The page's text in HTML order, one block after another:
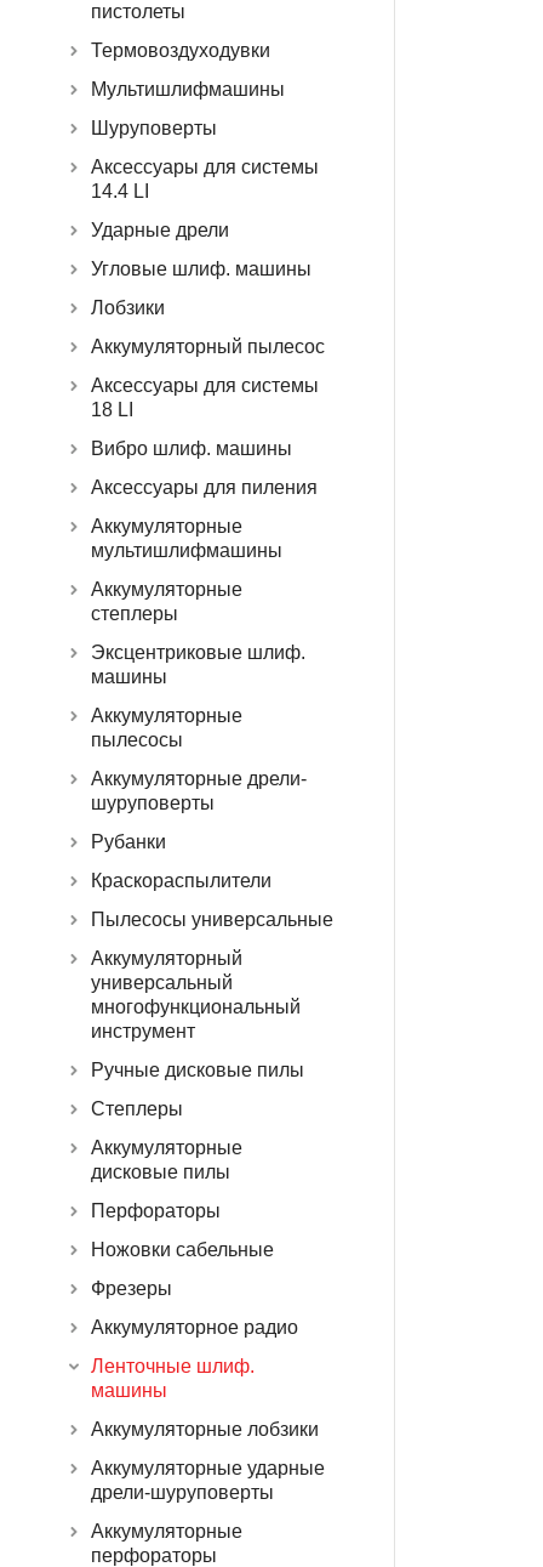
пистолеты
Термовоздуходувки
Мультишлифмашины
Шуруповерты
Аксессуары для системы
14.4 LI
Ударные дрели
Угловые шлиф. машины
Лобзики
Аккумуляторный пылесос
Аксессуары для системы
18 LI
Вибро шлиф. машины
Аксессуары для пиления
Аккумуляторные
мультишлифмашины
Аккумуляторные
степлеры
Эксцентриковые шлиф.
машины
Аккумуляторные
пылесосы
Аккумуляторные дрели-
шуруповерты
Рубанки
Краскораспылители
Пылесосы универсальные
Аккумуляторный
универсальный
многофункциональный
инструмент
Ручные дисковые пилы
Степлеры
Аккумуляторные
дисковые пилы
Перфораторы
Ножовки сабельные
Фрезеры
Аккумуляторное радио
Ленточные шлиф.
машины
Аккумуляторные лобзики
Аккумуляторные ударные
дрели-шуруповерты
Аккумуляторные
перфораторы